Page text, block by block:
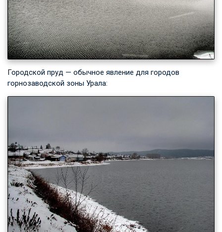
Городской пруд — обычное явление для городов
горнозаводской зоны Урала: